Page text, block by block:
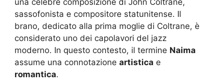
sassofonista e compositore statunitense. Il
brano, dedicato alla prima moglie di Coltrane, è
considerato uno dei capolavori del jazz
moderno. In questo contesto, il termine Naima
assume una connotazione artistica e
romantica.